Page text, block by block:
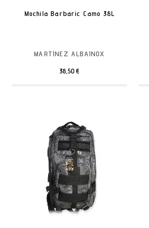
Mochila Barbaric Camo 38L
MARTÍNEZ ALBAINOX
38,50 €